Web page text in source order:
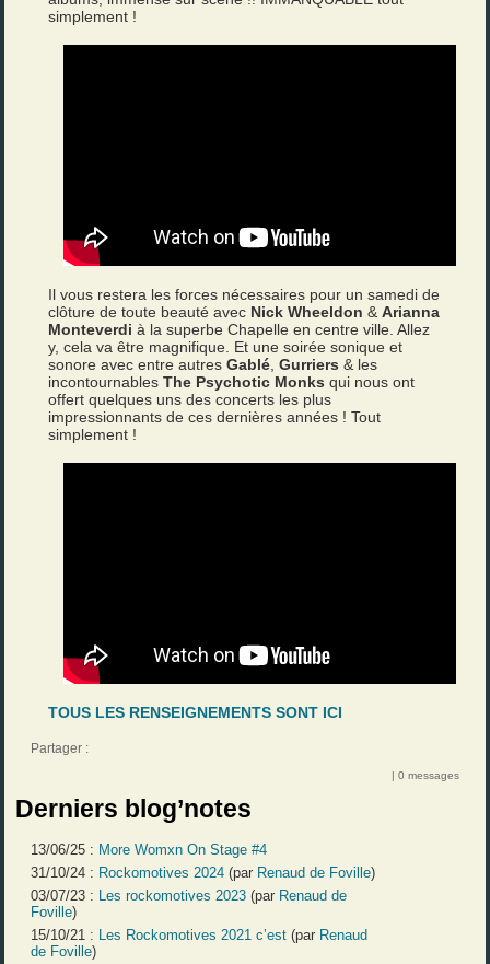
simplement !
Il vous restera les forces nécessaires pour un samedi de
clôture de toute beauté avec Nick Wheeldon &Arianna
Monteverdi à la superbe Chapelle en centre ville. Allez
y, cela va être magnifique. Et une soirée sonique et
sonore avec entre autresGablé ,Gurriers & les
incontournablesThe Psychotic Monks qui nous ont
offert quelques uns des concerts les plus
impressionnants de ces dernières années ! Tout
simplement !
TOUS LES RENSEIGNEMENTS SONT ICI
Partager :
| 0 messages
Derniers blog’notes
13/06/25 : More Womxn On Stage #4
31/10/24 : Rockomotives 2024 (par Renaud de Foville)
03/07/23 :
Les rockomotives 2023 (par Renaud de
Foville)
15/10/21 :
Les Rockomotives 2021 c’est (par Renaud
de Foville)